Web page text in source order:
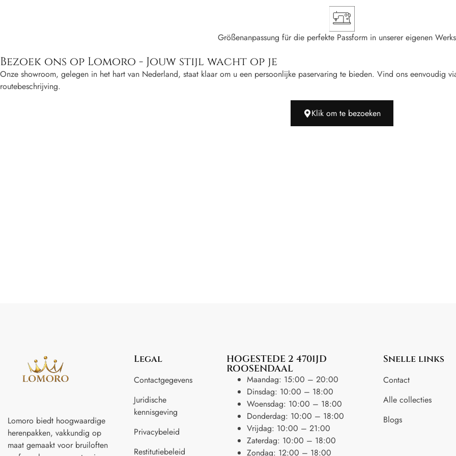
Größenanpassung für die perfekte Passform in unserer eigenen
Bezoek ons ​​op Lomoro - Jouw stijl wacht op je
Onze showroom, gelegen in het hart van Nederland, staat klaar om u een persoonlijke paservaring te bieden. Vind ons eenvoudig
routebeschrijving.
Klik om te bezoeken
Lomoro biedt hoogwaardige
herenpakken, vakkundig op
maat gemaakt voor bruiloften
Legal
Contactgegevens
Juridische
kennisgeving
Privacybeleid
Restitutiebeleid
HOGESTEDE 2 4701JD
ROOSENDAAL
Maandag: 15:00 – 20:00
Dinsdag: 10:00 – 18:00
Woensdag: 10:00 – 18:00
Donderdag: 10:00 – 18:00
Vrijdag: 10:00 – 21:00
Zaterdag: 10:00 – 18:00
Zondag: 12:00 – 18:00
Snelle links
Contact
Alle collecties
Blogs